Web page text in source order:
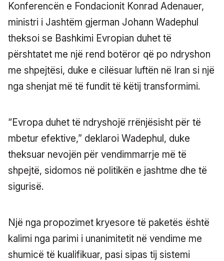
Konferencën e Fondacionit Konrad Adenauer,
ministri i Jashtëm gjerman Johann Wadephul
theksoi se Bashkimi Evropian duhet të
përshtatet me një rend botëror që po ndryshon
me shpejtësi, duke e cilësuar luftën në Iran si një
nga shenjat më të fundit të këtij transformimi.
“Evropa duhet të ndryshojë rrënjësisht për të
mbetur efektive,” deklaroi Wadephul, duke
theksuar nevojën për vendimmarrje më të
shpejtë, sidomos në politikën e jashtme dhe të
sigurisë.
Një nga propozimet kryesore të paketës është
kalimi nga parimi i unanimitetit në vendime me
shumicë të kualifikuar, pasi sipas tij sistemi